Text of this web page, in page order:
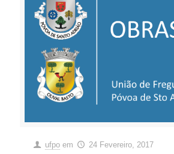
ufpo em 24 Fevereiro, 2017